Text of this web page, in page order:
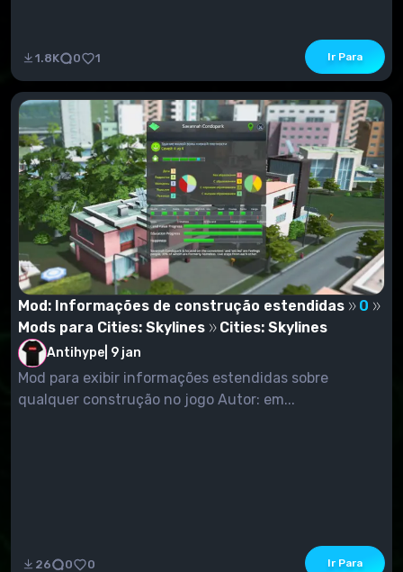
1.8K 0 1 Ir Para
Mod: Informações de construção estendidas
0
Mods para Cities: Skylines
Cities: Skylines
Antihype 9 jan
Mod para exibir informações estendidas sobre
qualquer construção no jogo Autor: em...
26 0 0 Ir Para